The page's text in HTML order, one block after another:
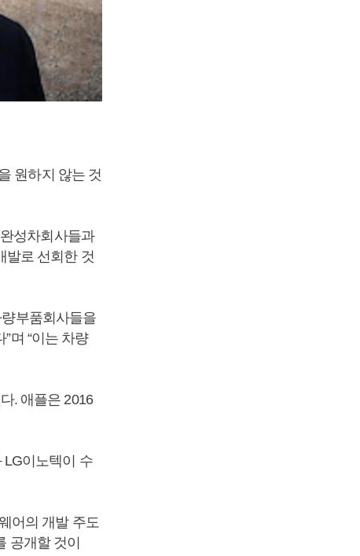
원하지 않는 것
성차회사들과
발로 선회한 것
부품회사들을
며 “이는 차량
. 애플은 2016
LG이노텍이 수
어의 개발 주도
공개할 것이